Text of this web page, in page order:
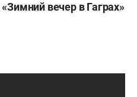
вечер в Гаграх»